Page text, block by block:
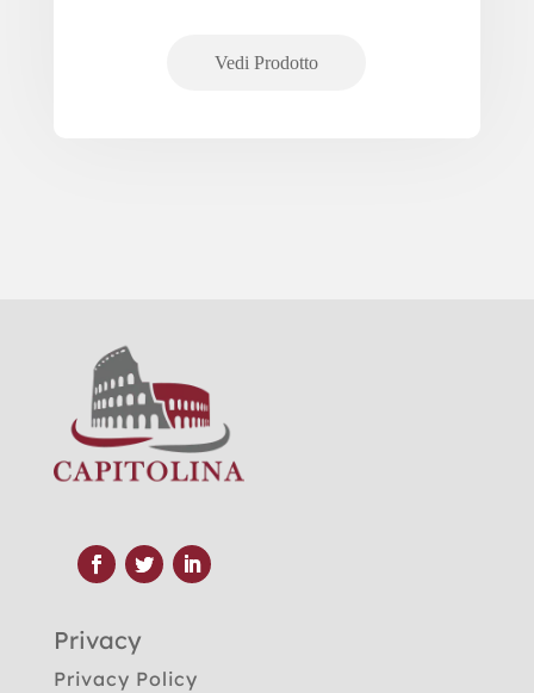
Privacy
Privacy Policy